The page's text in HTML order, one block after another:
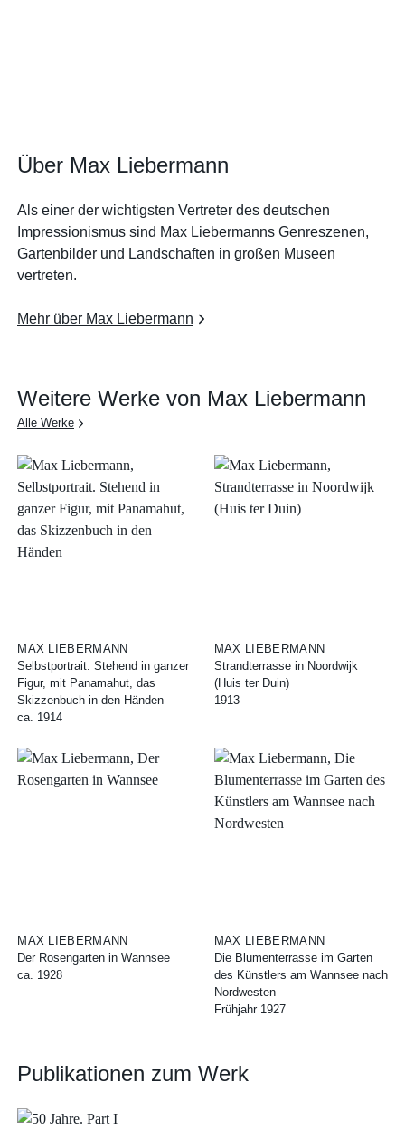
Über Max Liebermann
Als einer der wichtigsten Vertreter des deutschen
Impressionismus sind Max Liebermanns Genreszenen,
Gartenbilder und Landschaften in großen Museen
vertreten.
Mehr über Max Liebermann
Weitere Werke von Max Liebermann
Alle Werke
MAX LIEBERMANN
Selbstportrait. Stehend in ganzer
Figur, mit Panamahut, das
Skizzenbuch in den Händen
ca. 1914
MAX LIEBERMANN
Strandterrasse in Noordwijk
(Huis ter Duin)
1913
MAX LIEBERMANN
Der Rosengarten in Wannsee
ca. 1928
MAX LIEBERMANN
Die Blumenterrasse im Garten
des Künstlers am Wannsee nach
Nordwesten
Frühjahr 1927
Publikationen zum Werk